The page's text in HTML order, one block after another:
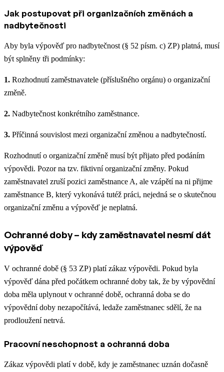
Jak postupovat při organizačních změnách a
nadbytečnosti
Aby byla výpověď pro nadbytečnost (§ 52 písm. c) ZP) platná, musí
být splněny tři podmínky:
1. Rozhodnutí zaměstnavatele (příslušného orgánu) o organizační
změně.
2. Nadbytečnost konkrétního zaměstnance.
3. Příčinná souvislost mezi organizační změnou a nadbytečností.
Rozhodnutí o organizační změně musí být přijato před podáním
výpovědi. Pozor na tzv. fiktivní organizační změny. Pokud
zaměstnavatel zruší pozici zaměstnance A, ale vzápětí na ni přijme
zaměstnance B, který vykonává tutéž práci, nejedná se o skutečnou
organizační změnu a výpověď je neplatná.
Ochranné doby – kdy zaměstnavatel nesmí dát
výpověď
V ochranné době (§ 53 ZP) platí zákaz výpovědi. Pokud byla
výpověď dána před počátkem ochranné doby tak, že by výpovědní
doba měla uplynout v ochranné době, ochranná doba se do
výpovědní doby nezapočítává, ledaže zaměstnanec sdělí, že na
prodloužení netrvá.
Pracovní neschopnost a ochranná doba
Zákaz výpovědi platí v době, kdy je zaměstnanec uznán dočasně